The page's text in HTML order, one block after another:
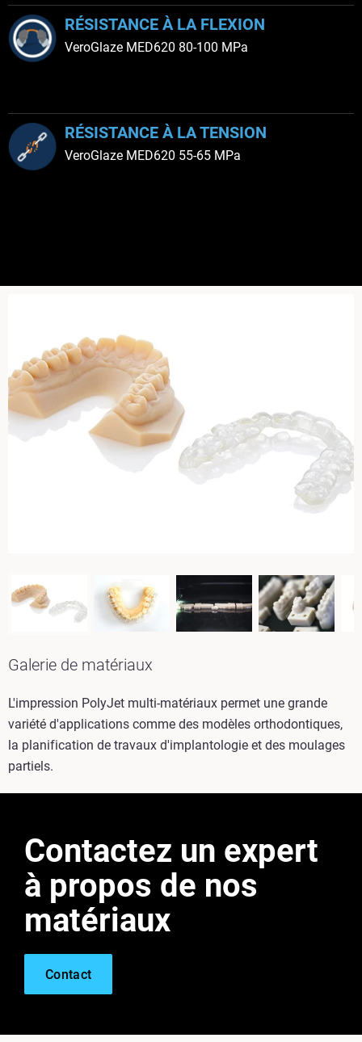
RÉSISTANCE À LA FLEXION
VeroGlaze MED620 80-100 MPa
RÉSISTANCE À LA TENSION
VeroGlaze MED620 55-65 MPa
Galerie de matériaux
L'impression PolyJet multi-matériaux permet une grande
variété d'applications comme des modèles orthodontiques,
la planification de travaux d'implantologie et des moulages
partiels.
Contactez un expert
à propos de nos
matériaux
Contact